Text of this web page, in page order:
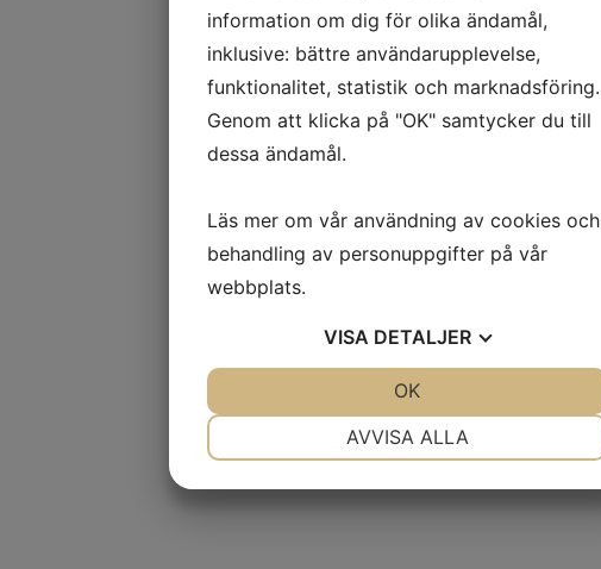
information om dig för olika ändamål,
inklusive: bättre användarupplevelse,
funktionalitet, statistik och marknadsföring.
Genom att klicka på "OK" samtycker du till
dessa ändamål.
Läs mer om vår användning av cookies och
behandling av personuppgifter på vår
webbplats.
VISA DETALJER
AVVISA ALLA
OK